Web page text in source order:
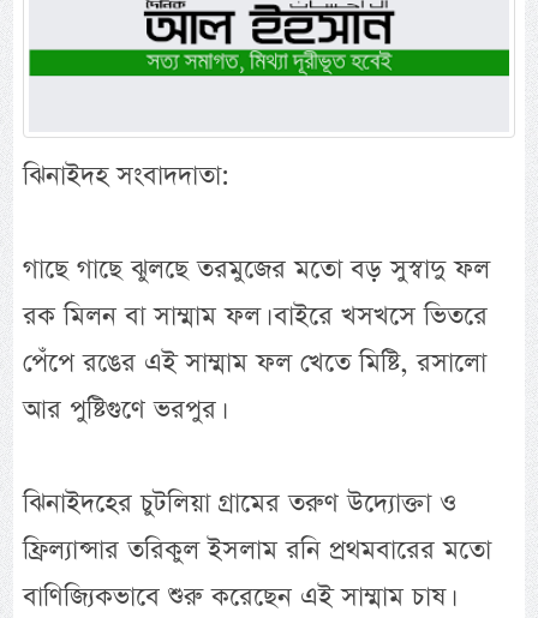
ঝিনাইদহ সংবাদদাতা:
গাছে গাছে ঝুলছে তরমুজের মতো বড় সুস্বাদু ফল
রক মিলন বা সাম্মাম ফল। বাইরে খসখসে ভিতরে
পেঁপে রঙের এই সাম্মাম ফল খেতে মিষ্টি, রসালো
আর পুষ্টিগুণে ভরপুর।
ঝিনাইদহের চুটলিয়া গ্রামের তরুণ উদ্যোক্তা ও
ফ্রিল্যান্সার তরিকুল ইসলাম রনি প্রথমবারের মতো
বাণিজ্যিকভাবে শুরু করেছেন এই সাম্মাম চাষ।